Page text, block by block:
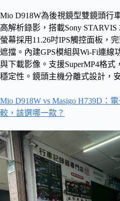
Mio D918W為後視鏡型雙鏡頭行
高解析錄影，搭載Sony
螢幕採用11.26吋IPS觸控面板，
遮擋。內建GPS模組與Wi-Fi連線
與下載影像。支援SuperMP4格
穩定性。鏡頭主機分離式設計，
Mio D918W vs Masigo H739D：
較，該選哪一款？